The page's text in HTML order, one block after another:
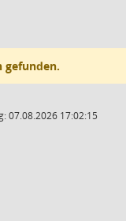
gefunden.
07.08.2026 17:02:15